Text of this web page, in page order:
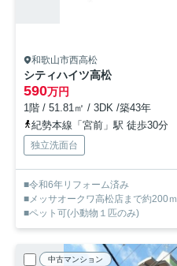
和歌山市西高松
シティハイツ高松
590万円
1階 / 51.81㎡ / 3DK /築43年
紀勢本線「宮前」駅 徒歩30分
独立洗面台
■令和6年リフォーム済み
■メッサオークワ高松店まで約200ｍ
■ペット可(小動物１匹のみ)
中古マンション